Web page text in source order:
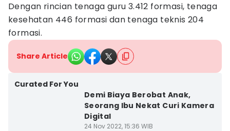
Dengan rincian tenaga guru 3.412 formasi, tenaga
kesehatan 446 formasi dan tenaga teknis 204
formasi.
Share Article
Curated For You
Demi Biaya Berobat Anak,
Seorang Ibu Nekat Curi Kamera
Digital
24 Nov 2022, 15:36 WIB